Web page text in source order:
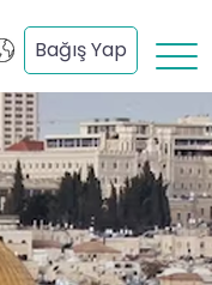
Bağış Yap